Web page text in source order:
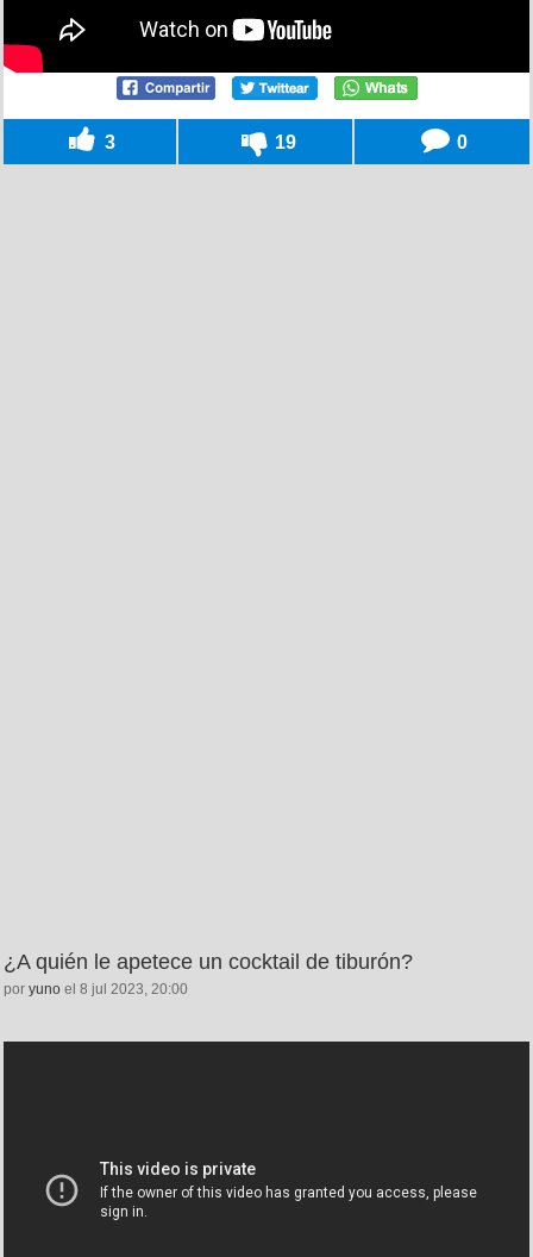
3 19 0
¿A quién le apetece un cocktail de tiburón?
por yuno el 8 jul 2023, 20:00